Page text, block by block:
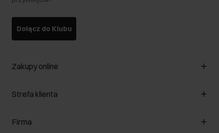
Dołącz do Klubu
Zakupy online
Zarządzaj cookies
Formy płatności
Strefa klienta
Klub Klienta
Firma